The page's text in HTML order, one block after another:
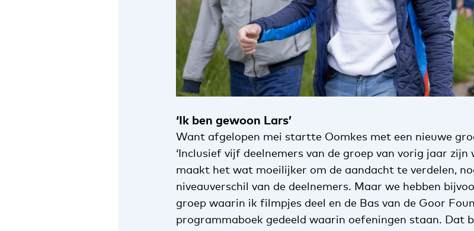
‘Ik ben gewoon Lars’
Want afgelopen mei startte Oomkes met een nieuwe
‘Inclusief vijf deelnemers van de groep van vorig jaar
maakt het wat moeilijker om de aandacht te verdelen,
niveauverschil van de deelnemers. Maar we hebben
groep waarin ik filmpjes deel en de Bas van de Goor
programmaboek gedeeld waarin oefeningen staan. Dat